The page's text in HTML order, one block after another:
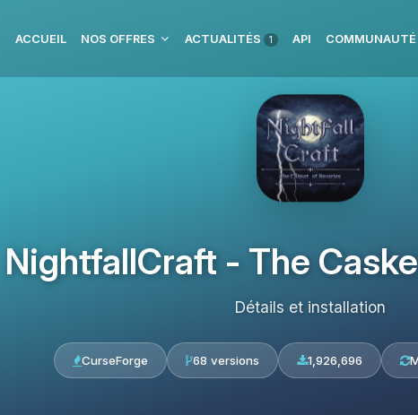
ACCUEIL NOS OFFRES ACTUALITÉS 1 API COMMUNAUTÉ
NightfallCraft - The
Détails et installation
CurseForge 68 versions 1,926,696